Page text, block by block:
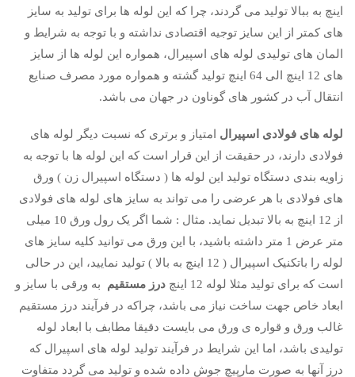
اینچ به ببالا تولید می گردند، چرا که این لوله ها برای تولید به سایز
های کمتر از این سایز توجیه اقتصادی نداشته و با توجه به شرایط و
المان های تولیدی لوله های اسپیرال، همواره این لوله ها از سایز
های 12 اینچ الی 64 اینچ تولید گشته و همواره مورد مصرف صنایع
انتقال آب در کشور های گوناون در جهان می باشد.
لوله های فولادی اسپیرال امتیاز و برتری که نسبت دیگر لوله های
فولادی دارند، در حقیقت از این قرار است که این لوله ها با توجه به
زاویه بندی دستگاه تولید این لوله ها ( دستگاه اسپیرال زن ) ورق
های فولادی با هر عرضی را می تواند به سایز های لوله های فولادی
از 12 اینچ به بالا تبدیل نماید. مثال : شما اگر یک رول ورق 10 میلی
متر عرض 1 متر داشته باشید، با این ورق می توانید کلیه سایز های
لوله را باتکنیک اسپیرال ( 12 اینچ به بالا ) تولید نمایید، این در حالی
است که برای تولید مثلا لوله 12 اینچ
درز مستقیم
به ورقی با سایز و
ابعاد خاص جهت ساخت نیاز می باشد، چراکه در فرآیند درز مستقیم
غالب ورق و قواره ی ورق می بایست دقیقا مطابف با ابعاد لوله
تولیدی باشد، اما این شرایط در فرآیند تولید لوله های اسپیرال که
درز آنها به صورت مارپیچ جوش داده شده و تولید می گردد متفاوت